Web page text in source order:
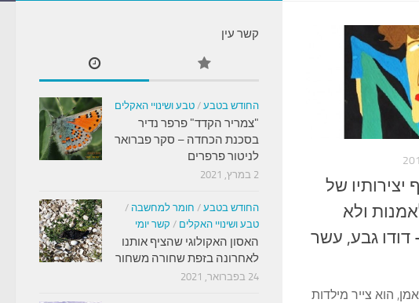
יצירותיו של
ולא
דודו גבע, עשר
הוא צייר מילדות
קשר עין
החודש בטבע / טבע ושינויי האקלים
"צמריר הקדד" פרפר נדיר
בסכנת הכחדה – סקר פברואר
לניטור פרפרים
2 במרץ, 2021
החודש בטבע / חומר למחשבה /
טבע ושינויי האקלים / קשר יומי
האסון האקולוגי שהציף אותנו
לאחרונה בזפת שחורה משחור
24 בפברואר, 2021